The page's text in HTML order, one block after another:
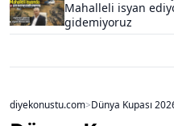
Mahalleli isyan
gidemiyoruz
diyekonustu.com>Dünya Kupası